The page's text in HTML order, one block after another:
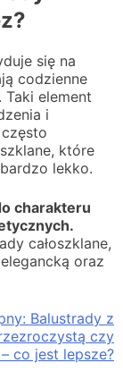
się na
codzienne
element
i
które
lekko.
charakteru
całoszklane,
oraz
Balustrady z
czy
co jest lepsze?